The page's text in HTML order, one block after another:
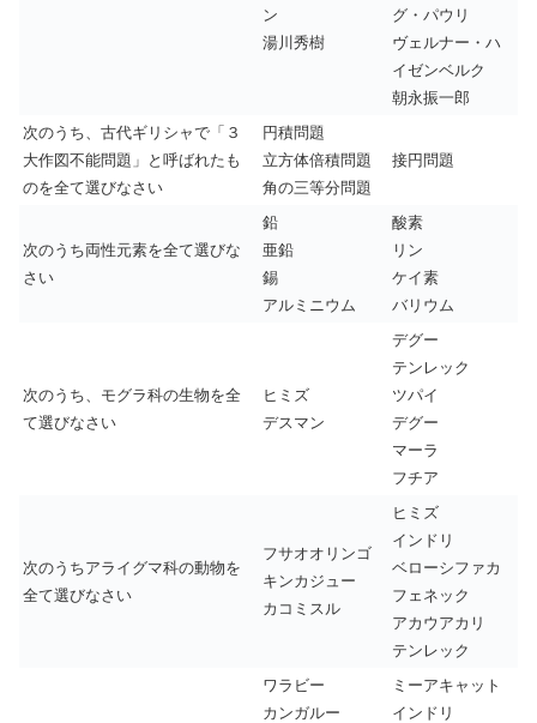
ン
湯川秀樹
グ・パウリ
ヴェルナー・ハ
イゼンベルク
朝永振一郎
次のうち、古代ギリシャで「３
大作図不能問題」と呼ばれたも
のを全て選びなさい
円積問題
立方体倍積問題
角の三等分問題
接円問題
次のうち両性元素を全て選びな
さい
鉛
亜鉛
錫
アルミニウム
酸素
リン
ケイ素
バリウム
次のうち、モグラ科の生物を全
て選びなさい
ヒミズ
デスマン
デグー
テンレック
ツパイ
デグー
マーラ
フチア
次のうちアライグマ科の動物を
全て選びなさい
フサオオリンゴ
キンカジュー
カコミスル
ヒミズ
インドリ
ベローシファカ
フェネック
アカウアカリ
テンレック
ワラビー
カンガルー
ミーアキャット
インドリ